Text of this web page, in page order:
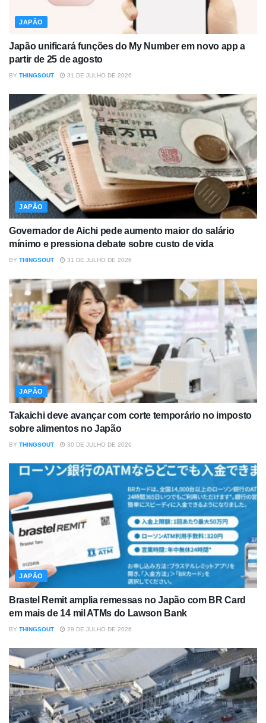
JAPÃO
Japão unificará funções do My Number em novo app a
partir de 25 de agosto
BY THINGSOUT 31 DE JULHO DE 2026
JAPÃO
Governador de Aichi pede aumento maior do salário
mínimo e pressiona debate sobre custo de vida
BY THINGSOUT 31 DE JULHO DE 2026
JAPÃO
Takaichi deve avançar com corte temporário no imposto
sobre alimentos no Japão
BY THINGSOUT 30 DE JULHO DE 2026
JAPÃO
Brastel Remit amplia remessas no Japão com BR Card
em mais de 14 mil ATMs do Lawson Bank
BY THINGSOUT 29 DE JULHO DE 2026